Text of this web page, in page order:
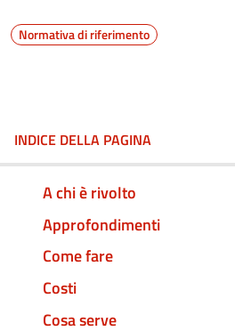
Normativa di riferimento
INDICE DELLA PAGINA
A chi è rivolto
Approfondimenti
Come fare
Costi
Cosa serve